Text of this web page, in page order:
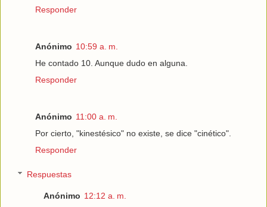
Responder
Anónimo 10:59 a. m.
He contado 10. Aunque dudo en alguna.
Responder
Anónimo 11:00 a. m.
Por cierto, "kinestésico" no existe, se dice "cinético".
Responder
Respuestas
Anónimo 12:12 a. m.